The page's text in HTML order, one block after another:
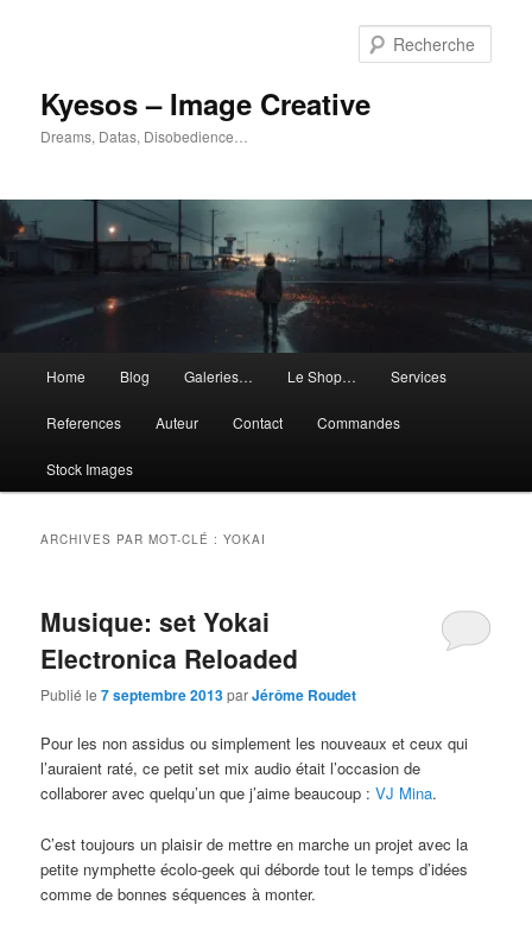
Kyesos – Image Creative
Dreams, Datas, Disobedience…
principal
Home Blog Galeries… Le Shop… Services
References Auteur Contact Commandes
Stock Images
ARCHIVES PAR MOT-CLÉ :YOKAI
Musique: set Yokai
Electronica Reloaded
Publié le7 septembre 2013parJérôme Roudet
Pour les non assidus ou simplement les nouveaux et ceux qui
l’auraient raté, ce petit set mix audio était l’occasion de
collaborer avec quelqu’un que j’aime beaucoup :VJ Mina.
C’est toujours un plaisir de mettre en marche un projet avec la
petite nymphette écolo-geek qui déborde tout le temps d’idées
comme de bonnes séquences à monter.